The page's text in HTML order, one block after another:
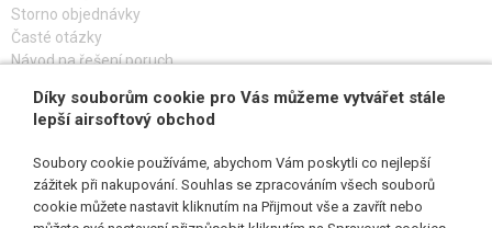
Storno objednávky
Časté otázky
Návod na řešení poruch
PŘIHLAŠ SE K ODBĚRU
SLEDUJ NÁS
Díky souborům cookie pro Vás můžeme vytvářet stále
lepší airsoftový obchod
Soubory cookie používáme, abychom Vám poskytli co nejlepší
zážitek při nakupování. Souhlas se zpracováním všech souborů
cookie můžete nastavit kliknutím na Přijmout vše a zavřít nebo